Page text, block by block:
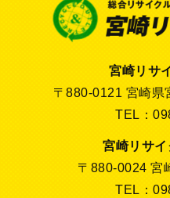
宮崎リサ
〒880-0121 宮崎県
TEL：
宮崎リサ
〒880-0024 宮
TEL：